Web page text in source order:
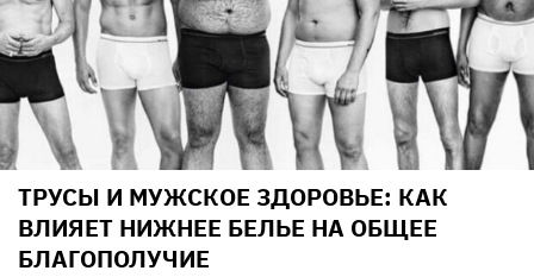
ТРУСЫ И МУЖСКОЕ ЗДОРОВЬЕ: КАК
ВЛИЯЕТ НИЖНЕЕ БЕЛЬЕ НА ОБЩЕЕ
БЛАГОПОЛУЧИЕ